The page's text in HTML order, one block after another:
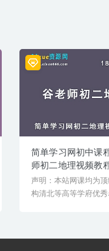
球仪_recv1600.mp4
网定位_recv.mp4
转运动_recv.mp4
读(上)_recv.mp4
(下)_recv.mp4
置、范围和自然特征
业、交通和主要城市
置及石油_recv.mp4
源和文化_recv.mp4
发达国家与工业_recv.mp4
畜牧业及旅游发展_recv.mp4
简单学习网初中课
师初二地理视频教
声明：本站网课均为
构清北等高等学府优秀